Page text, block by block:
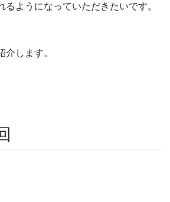
ようになっていただきたいです。
します。